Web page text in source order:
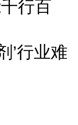
行百
’行业难